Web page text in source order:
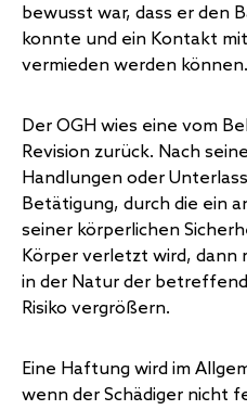
bewusst war, dass er den
konnte und ein Kontakt
vermieden werden können.
Der OGH wies eine vom
Revision zurück. Nach
Handlungen oder
Betätigung, durch die ein
seiner körperlichen
Körper verletzt wird, dann
in der Natur der
Risiko vergrößern.
Eine Haftung wird im
wenn der Schädiger nicht